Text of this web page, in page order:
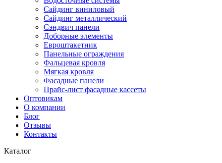
Сайдинг виниловый
Сайдинг металлический
Сэндвич панели
Доборные элементы
Евроштакетник
Панельные ограждения
Фальцевая кровля
Мягкая кровля
Фасадные панели
Прайс-лист фасадные кассеты
Оптовикам
О компании
Блог
Отзывы
Контакты
Каталог